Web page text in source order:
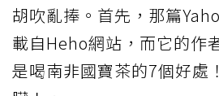
胡吹亂捧。首先，那篇
載自Heho網站，而它的作
是喝南非國寶茶的7個好處